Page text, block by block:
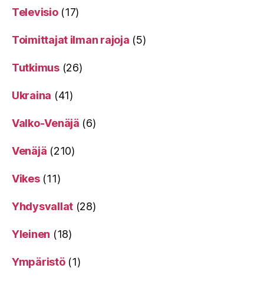
Televisio(17)
Toimittajat ilman rajoja (5)
Tutkimus(26)
Ukraina (41)
Valko-Venäjä (6)
Venäjä (210)
Vikes(11)
Yhdysvallat (28)
Yleinen (18)
Ympäristö(1)